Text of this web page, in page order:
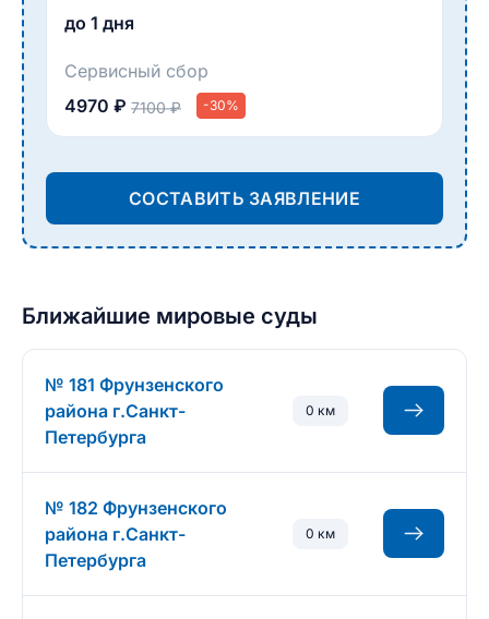
до 1 дня
Сервисный сбор
4970 ₽ 7100 ₽ -30%
СОСТАВИТЬ ЗАЯВЛЕНИЕ
Ближайшие мировые суды
№ 181 Фрунзенского
района г.Санкт-
Петербурга
0 км
№ 182 Фрунзенского
района г.Санкт-
Петербурга
0 км